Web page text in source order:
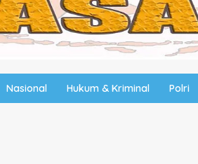
Nasional Hukum & Kriminal Polri